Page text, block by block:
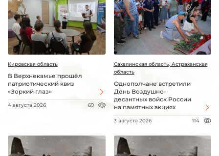
Кировская область
В Верхнекамье прошёл
патриотический квиз
«Зоркий глаз»
4 августа 2026 69
Сахалинская область, Астраханская
область
Однополчане встретили
День Воздушно-
десантных войск России
на памятных акциях
3 августа 2026 114